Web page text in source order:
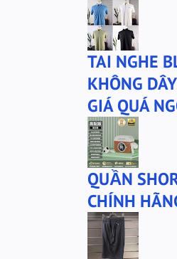
TAI NGHE
KHÔNG
GIÁ QUÁ
QUẦN
CHÍNH